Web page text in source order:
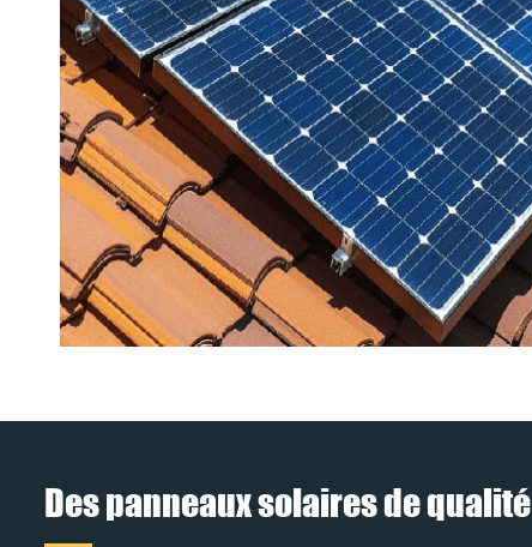
Des panneaux solaires de qualité